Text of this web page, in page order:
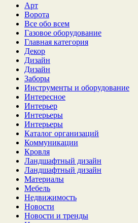
Арт
Ворота
Все обо всем
Газовое оборудование
Главная категория
Декор
Дизайн
Дизайн
Заборы
Инструменты и оборудование
Интересное
Интерьер
Интерьеры
Интерьеры
Каталог организаций
Коммуникации
Кровля
Ландшафтный дизайн
Ландшафтный дизайн
Материалы
Мебель
Недвижимость
Новости
Новости и тренды